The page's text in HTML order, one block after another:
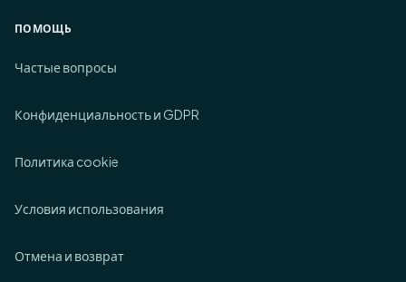
ПОМОЩЬ
Частые вопросы
Конфиденциальность и GDPR
Политика cookie
Условия использования
Отмена и возврат